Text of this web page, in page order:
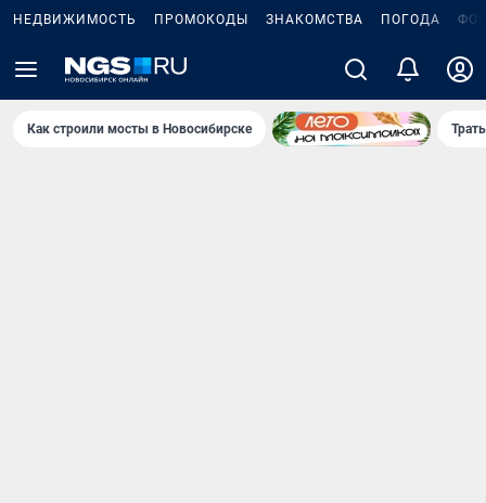
НЕДВИЖИМОСТЬ ПРОМОКОДЫ ЗНАКОМСТВА ПОГОДА
Как строили мосты в Новосибирске